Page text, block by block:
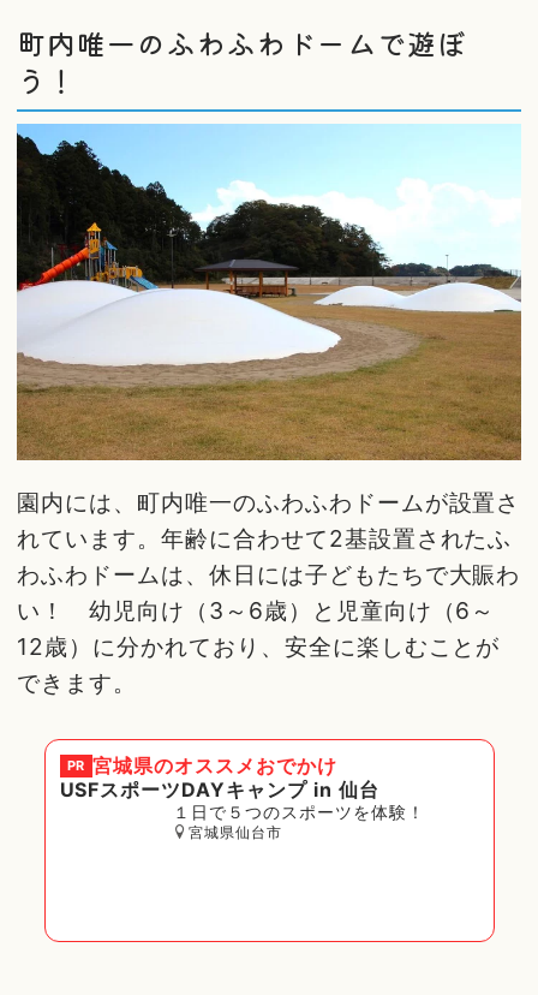
町内唯一のふわふわドームで遊ぼ
う！
園内には、町内唯一のふわふわドームが設置さ
れています。年齢に合わせて2基設置されたふ
わふわドームは、休日には子どもたちで大賑わ
い！ 幼児向け（3～6歳）と児童向け（6～
12歳）に分かれており、安全に楽しむことが
できます。
PR 宮城県のオススメおでかけ
USFスポーツDAYキャンプ in 仙台
１日で５つのスポーツを体験！
宮城県仙台市